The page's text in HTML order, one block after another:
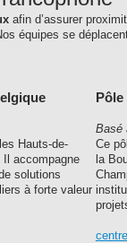
afin d’assurer
équipes se
Hauts-de-
Il accompagne
solutions
à forte valeur
Basé
Ce
la